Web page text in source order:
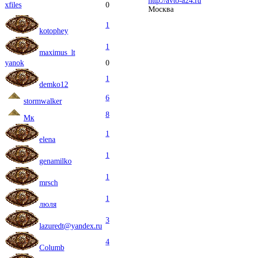
xfiles 0
Москва
kotophey
1
maximus_lt
1
yanok
0
demko12
1
stormwalker 6
Мк 8
elena
1
genamilko
1
mrsch
1
люля
1
lazuredt@yandex.ru
3
Columb
4